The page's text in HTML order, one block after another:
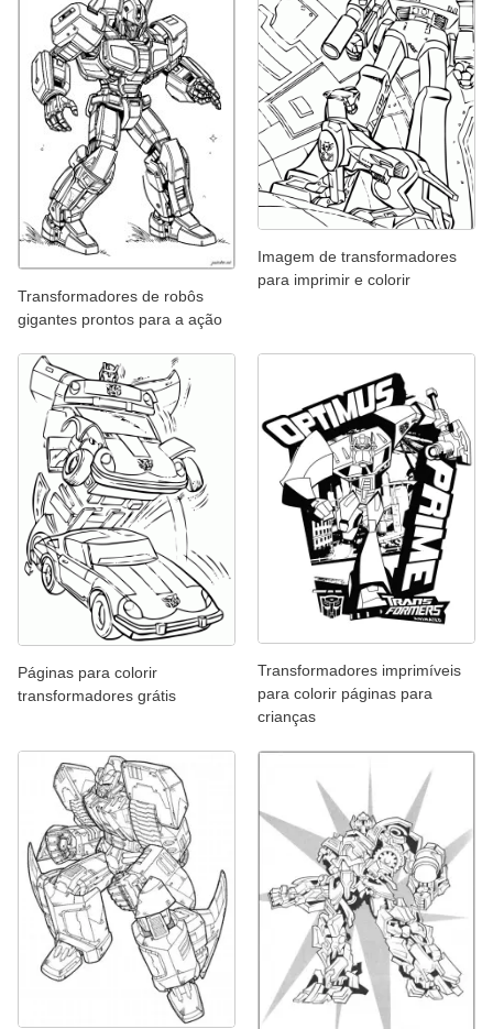
Transformadores de robôs
gigantes prontos para a ação
Imagem de transformadores
para imprimir e colorir
Páginas para colorir
transformadores grátis
Transformadores imprimíveis
para colorir páginas para
crianças